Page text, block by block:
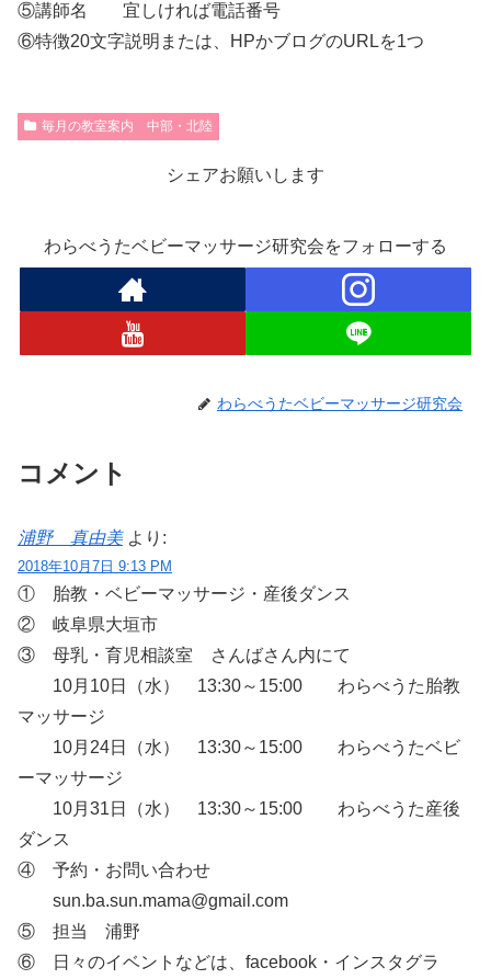
⑤講師名 宜しければ電話番号
⑥特徴20文字説明または、HPかブログのURLを1つ
毎月の教室案内 中部・北陸
シェアお願いします
わらべうたベビーマッサージ研究会をフォローする
わらべうたベビーマッサージ研究会
コメント
浦野 真由美 より:
2018年10月7日 9:13 PM
① 胎教・ベビーマッサージ・産後ダンス
② 岐阜県大垣市
③ 母乳・育児相談室 さんばさん内にて
10月10日（水） 13:30～15:00 わらべうた胎教
マッサージ
10月24日（水） 13:30～15:00 わらべうたベビ
ーマッサージ
10月31日（水） 13:30～15:00 わらべうた産後
ダンス
④ 予約・お問い合わせ
sun.ba.sun.mama@gmail.com
⑤ 担当 浦野
⑥ 日々のイベントなどは、facebook・インスタグラ